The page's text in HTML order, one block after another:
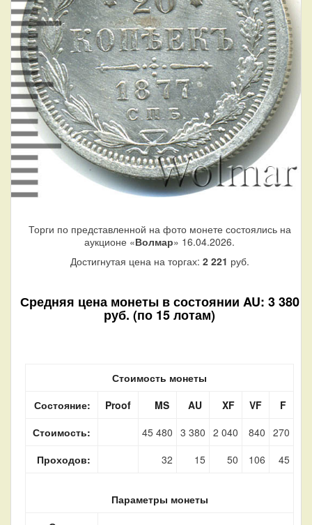
Торги по представленной на фото монете состоялись на
аукционе «Волмар» 16.04.2026.
Достигнутая цена на торгах: 2 221 руб.
Средняя цена монеты в состоянии AU: 3 380
руб. (по 15 лотам)
Стоимость монеты
Состояние:
Proof MS AU XF VF
F
Стоимость:
45 480 3 380 2 040 840 270
Проходов:
32 15 50 106 45
Параметры монеты